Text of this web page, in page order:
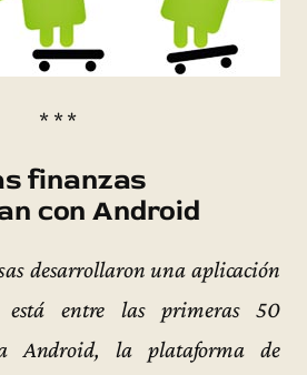
* * *
finanzas
con Android
desarrollaron una aplicación
entre las primeras 50
Android, la plataforma de